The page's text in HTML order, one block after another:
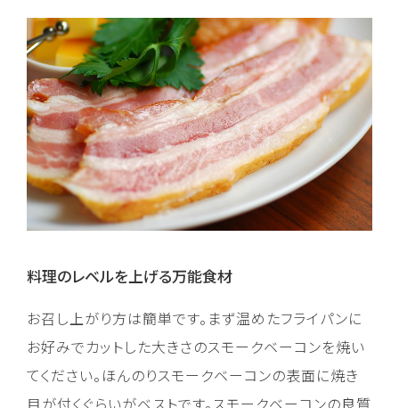
料理のレベルを上げる万能食材
お召し上がり方は簡単です。まず温めたフライパンに
お好みでカットした大きさのスモークベーコンを焼い
てください。ほんのりスモークベーコンの表面に焼き
目が付くぐらいがベストです。スモークベーコンの良質